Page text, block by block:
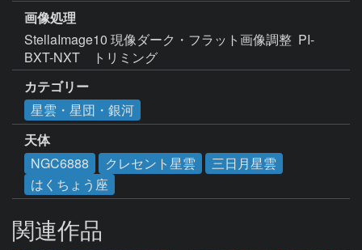
画像処理
StellaImage10 現像ダーク・フラット画像調整  PI-
BXT-NXT　トリミング
カテゴリー
星雲・星団・銀河
天体
NGC6888
クレセント星雲
三日月星雲
はくちょう座
関連作品